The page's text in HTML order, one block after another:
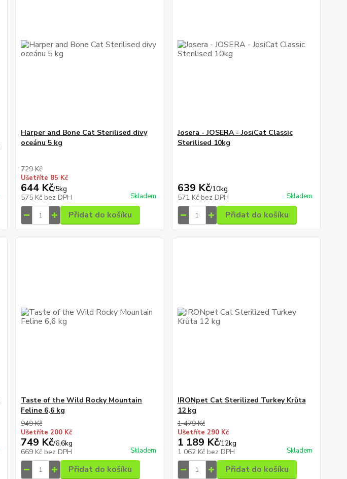
Harper and Bone Cat Sterilised divy
oceánu 5 kg
729 Kč
Ušetříte 85 Kč
644 Kč/5kg
575 Kč bez DPH Skladem
Přidat do košíku
Josera - JOSERA - JosiCat Classic
Sterilised 10kg
639 Kč/10kg
571 Kč bez DPH Skladem
Přidat do košíku
Taste of the Wild Rocky Mountain
Feline 6,6 kg
949 Kč
Ušetříte 200 Kč
749 Kč/6,6kg
669 Kč bez DPH Skladem
Přidat do košíku
IRONpet Cat Sterilized Turkey Krůta
12 kg
1 479 Kč
Ušetříte 290 Kč
1 189 Kč/12kg
1 062 Kč bez DPH Skladem
Přidat do košíku